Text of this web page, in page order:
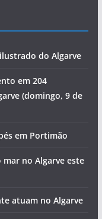
do Algarve
em 204
(domingo, 9 de
em Portimão
no Algarve este
atuam no Algarve